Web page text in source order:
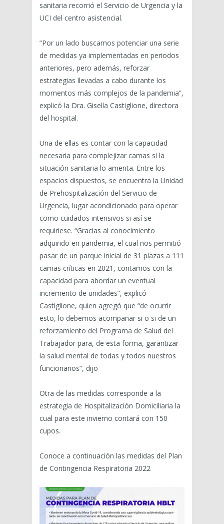
sanitaria recorrió el Servicio de Urgencia y la
UCI del centro asistencial.
“Por un lado buscamos potenciar una serie
de medidas ya implementadas en periodos
anteriores, pero además, reforzar
estrategias llevadas a cabo durante los
momentos más complejos de la pandemia”,
explicó la Dra. Gisella Castiglione, directora
del hospital.
Una de ellas es contar con la capacidad
necesaria para complejizar camas si la
situación sanitaria lo amerita. Entre los
espacios dispuestos, se encuentra la Unidad
de Prehospitalización del Servicio de
Urgencia, lugar acondicionado para operar
como cuidados intensivos si así se
requiriese. “Gracias al conocimiento
adquirido en pandemia, el cual nos permitió
pasar de un parque inicial de 31 plazas a 111
camas críticas en 2021, contamos con la
capacidad para abordar un eventual
incremento de unidades”, explicó
Castiglione, quien agregó que “de ocurrir
esto, lo debemos acompañar si o si de un
reforzamiento del Programa de Salud del
Trabajador para, de esta forma, garantizar
la salud mental de todas y todos nuestros
funcionarios”, dijo
Otra de las medidas corresponde a la
estrategia de Hospitalización Domiciliaria la
cual para este invierno contará con 150
cupos.
Conoce a continuación las medidas del Plan
de Contingencia Respiratoria 2022